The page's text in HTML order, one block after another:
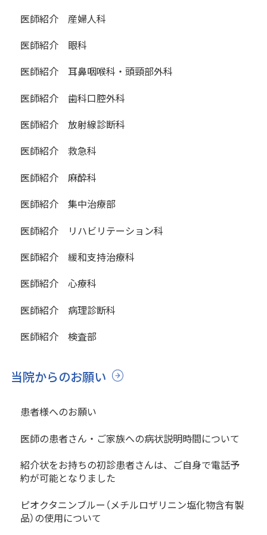
医師紹介 産婦人科
医師紹介 眼科
医師紹介 耳鼻咽喉科・頭頸部外科
医師紹介 歯科口腔外科
医師紹介 放射線診断科
医師紹介 救急科
医師紹介 麻酔科
医師紹介 集中治療部
医師紹介 リハビリテーション科
医師紹介 緩和支持治療科
医師紹介 心療科
医師紹介 病理診断科
医師紹介 検査部
当院からのお願い
患者様へのお願い
医師の患者さん・ご家族への病状説明時間について
紹介状をお持ちの初診患者さんは、ご自身で電話予
約が可能となりました
ピオクタニンブルー（メチルロザリニン塩化物含有製
品）の使用について